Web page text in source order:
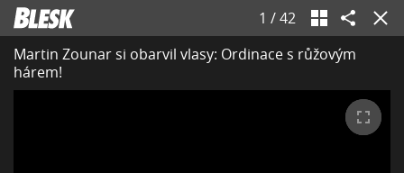
1 /42
Martin Zounar si obarvil vlasy: Ordinace s růžovým
hárem!